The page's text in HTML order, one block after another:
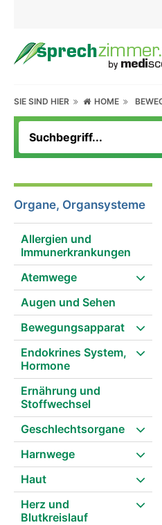
SIE SIND HIER HOME
Organe, Organsysteme
Allergien und
Immunerkrankungen
Atemwege
Augen und Sehen
Bewegungsapparat
Endokrines System,
Hormone
Ernährung und
Stoffwechsel
Geschlechtsorgane
Harnwege
Haut
Herz und
Blutkreislauf